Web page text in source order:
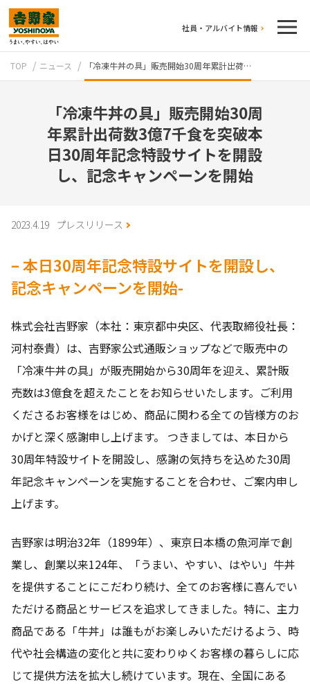
社員・アルバイト情報
テイクアウト
牛丼のこだわり
TOP ニュース 「冷凍牛丼の具」販売開始30周年累計出荷…
「冷凍牛丼の具」販売開始30周
年累計出荷数3億7千食を突破本
日30周年記念特設サイトを開設
し、記念キャンペーンを開始
2023.4.19 プレスリリース
– 本日30周年記念特設サイトを開設し、
記念キャンペーンを開始-
株式会社吉野家（本社：東京都中央区、代表取締役社長：
河村泰貴）は、吉野家公式通販ショップなどで販売中の
「冷凍牛丼の具」が販売開始から30周年を迎え、累計販
売数は3億食を超えたことをお知らせいたします。ご利用
くださるお客様をはじめ、商品に関わる全ての皆様方のお
かげと深く感謝申し上げます。 つきましては、本日から
30周年特設サイトを開設し、感謝の気持ちを込めた30周
年記念キャンペーンを実施することを合わせ、ご案内申し
上げます。
吉野家は明治32年（1899年）、東京日本橋の魚河岸で創
業し、創業以来124年、「うまい、やすい、はやい」牛丼
を提供することにこだわり続け、全てのお客様に喜んでい
ただける商品とサービスを追求してきました。特に、主力
商品である「牛丼」は誰もがお楽しみいただけるよう、時
代や社会構造の変化と共に変わりゆくお客様の暮らしに応
じて提供方法を拡大し続けています。現在、全国にある